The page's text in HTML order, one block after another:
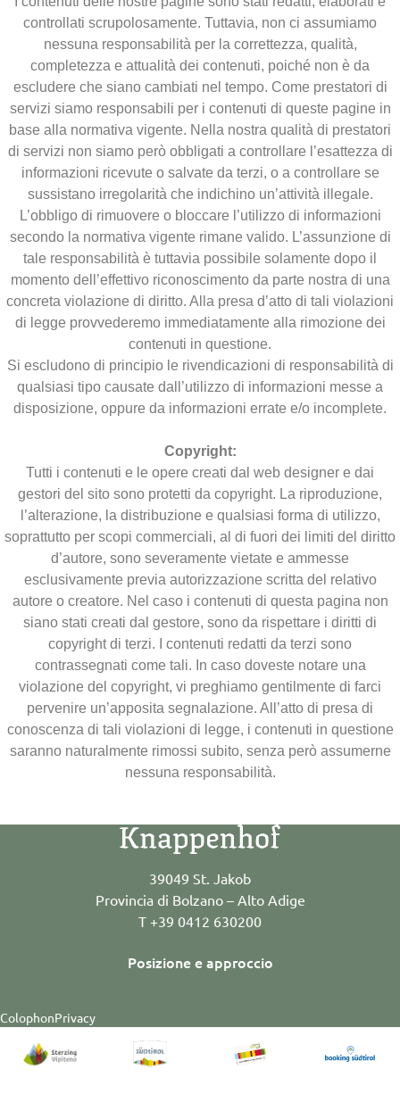
controllati scrupolosamente. Tuttavia, non ci assumiamo
nessuna responsabilità per la correttezza, qualità,
completezza e attualità dei contenuti, poiché non è da
escludere che siano cambiati nel tempo. Come prestatori di
servizi siamo responsabili per i contenuti di queste pagine in
base alla normativa vigente. Nella nostra qualità di prestatori
di servizi non siamo però obbligati a controllare l’esattezza di
informazioni ricevute o salvate da terzi, o a controllare se
sussistano irregolarità che indichino un’attività illegale.
L’obbligo di rimuovere o bloccare l’utilizzo di informazioni
secondo la normativa vigente rimane valido. L’assunzione di
tale responsabilità è tuttavia possibile solamente dopo il
momento dell’effettivo riconoscimento da parte nostra di una
concreta violazione di diritto. Alla presa d’atto di tali violazioni
di legge provvederemo immediatamente alla rimozione dei
contenuti in questione.
Si escludono di principio le rivendicazioni di responsabilità di
qualsiasi tipo causate dall’utilizzo di informazioni messe a
disposizione, oppure da informazioni errate e/o incomplete.
Copyright:
Tutti i contenuti e le opere creati dal web designer e dai
gestori del sito sono protetti da copyright. La riproduzione,
l’alterazione, la distribuzione e qualsiasi forma di utilizzo,
soprattutto per scopi commerciali, al di fuori dei limiti del diritto
d’autore, sono severamente vietate e ammesse
esclusivamente previa autorizzazione scritta del relativo
autore o creatore. Nel caso i contenuti di questa pagina non
siano stati creati dal gestore, sono da rispettare i diritti di
copyright di terzi. I contenuti redatti da terzi sono
contrassegnati come tali. In caso doveste notare una
violazione del copyright, vi preghiamo gentilmente di farci
pervenire un’apposita segnalazione. All’atto di presa di
conoscenza di tali violazioni di legge, i contenuti in questione
saranno naturalmente rimossi subito, senza però assumerne
nessuna responsabilità.
39049 St. Jakob
Provincia di Bolzano – Alto Adige
T +39 0412 630200
Posizione e approccio
ColophonPrivacy